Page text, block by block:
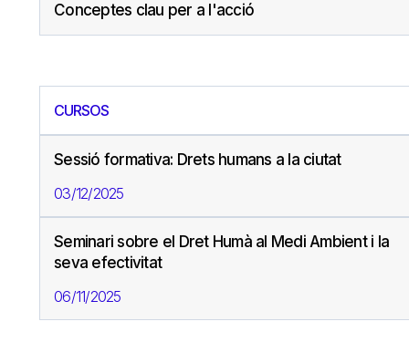
Conceptes clau per a l'acció
CURSOS
Sessió formativa: Drets humans a la ciutat
03/12/2025
Seminari sobre el Dret Humà al Medi Ambient i la
seva efectivitat
06/11/2025